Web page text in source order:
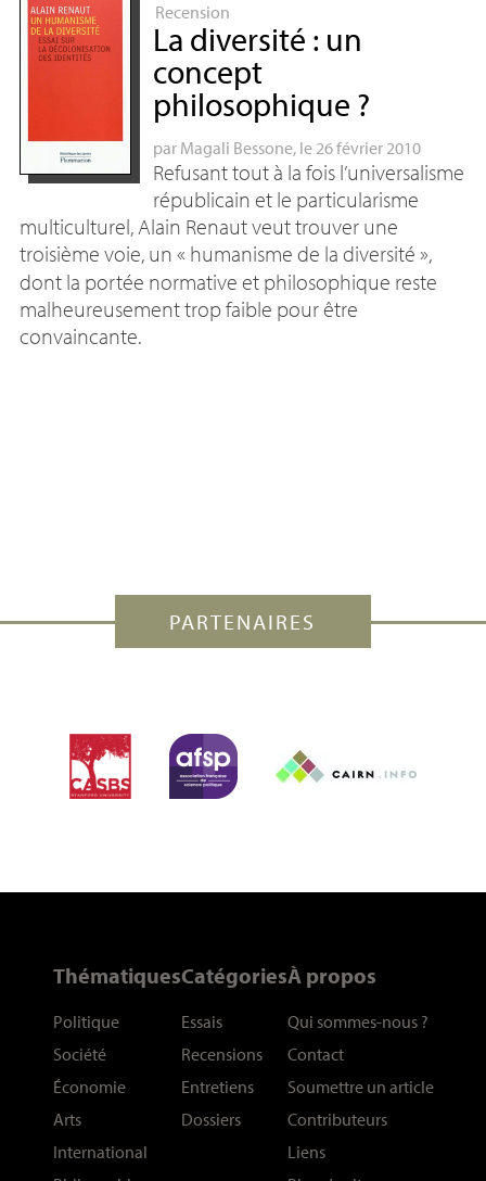
Recension
La diversité : un
concept
philosophique ?
par Magali Bessone, le 26 février 2010
Refusant tout à la fois l’universalisme
républicain et le particularisme
multiculturel, Alain Renaut veut trouver une
troisième voie, un « humanisme de la diversité »,
dont la portée normative et philosophique reste
malheureusement trop faible pour être
convaincante.
PARTENAIRES
Thématiques
Politique
Société
Économie
Arts
International
Catégories
Essais
Recensions
Entretiens
Dossiers
À propos
Qui sommes-nous ?
Contact
Soumettre un article
Contributeurs
Liens